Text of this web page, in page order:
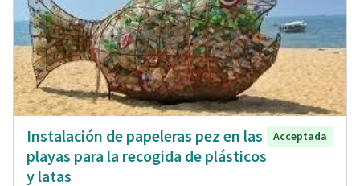
Instalación de papeleras pez en las
playas para la recogida de plásticos
y latas
Acceptada